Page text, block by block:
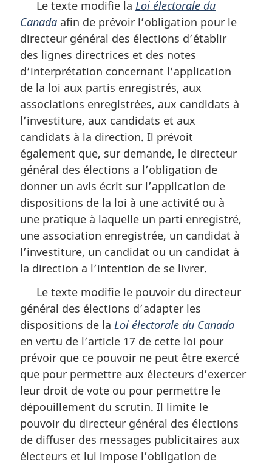
Le texte modifie la Loi électorale du
Canada afin de prévoir l’obligation pour le
directeur général des élections d’établir
des lignes directrices et des notes
d’interprétation concernant l’application
de la loi aux partis enregistrés, aux
associations enregistrées, aux candidats à
l’investiture, aux candidats et aux
candidats à la direction. Il prévoit
également que, sur demande, le directeur
général des élections a l’obligation de
donner un avis écrit sur l’application de
dispositions de la loi à une activité ou à
une pratique à laquelle un parti enregistré,
une association enregistrée, un candidat à
l’investiture, un candidat ou un candidat à
la direction a l’intention de se livrer.
Le texte modifie le pouvoir du directeur
général des élections d’adapter les
dispositions de la Loi électorale du Canada
en vertu de l’article 17 de cette loi pour
prévoir que ce pouvoir ne peut être exercé
que pour permettre aux électeurs d’exercer
leur droit de vote ou pour permettre le
dépouillement du scrutin. Il limite le
pouvoir du directeur général des élections
de diffuser des messages publicitaires aux
électeurs et lui impose l’obligation de